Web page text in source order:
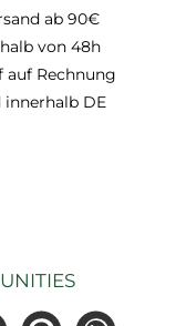
ab 90€
von 48h
auf Rechnung
innerhalb DE